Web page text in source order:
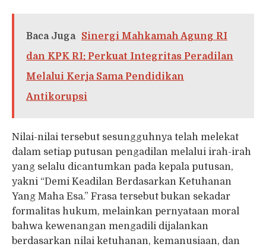
Baca Juga
Sinergi Mahkamah Agung RI
dan KPK RI: Perkuat Integritas Peradilan
Melalui Kerja Sama Pendidikan
Antikorupsi
Nilai-nilai tersebut sesungguhnya telah melekat
dalam setiap putusan pengadilan melalui irah-irah
yang selalu dicantumkan pada kepala putusan,
yakni “Demi Keadilan Berdasarkan Ketuhanan
Yang Maha Esa.” Frasa tersebut bukan sekadar
formalitas hukum, melainkan pernyataan moral
bahwa kewenangan mengadili dijalankan
berdasarkan nilai ketuhanan, kemanusiaan, dan